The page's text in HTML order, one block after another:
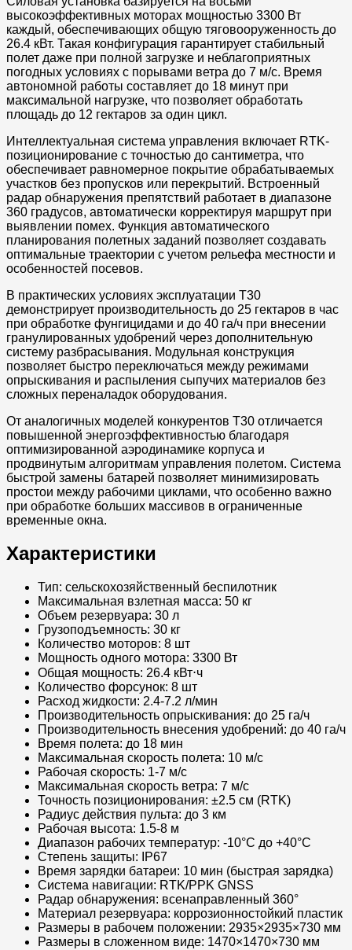
высокоэффективных моторах мощностью 3300 Вт
каждый, обеспечивающих общую тяговооруженность до
26.4 кВт. Такая конфигурация гарантирует стабильный
полет даже при полной загрузке и неблагоприятных
погодных условиях с порывами ветра до 7 м/с. Время
автономной работы составляет до 18 минут при
максимальной нагрузке, что позволяет обработать
площадь до 12 гектаров за один цикл.
Интеллектуальная система управления включает RTK-
позиционирование с точностью до сантиметра, что
обеспечивает равномерное покрытие обрабатываемых
участков без пропусков или перекрытий. Встроенный
радар обнаружения препятствий работает в диапазоне
360 градусов, автоматически корректируя маршрут при
выявлении помех. Функция автоматического
планирования полетных заданий позволяет создавать
оптимальные траектории с учетом рельефа местности и
особенностей посевов.
В практических условиях эксплуатации T30
демонстрирует производительность до 25 гектаров в час
при обработке фунгицидами и до 40 га/ч при внесении
гранулированных удобрений через дополнительную
систему разбрасывания. Модульная конструкция
позволяет быстро переключаться между режимами
опрыскивания и распыления сыпучих материалов без
сложных переналадок оборудования.
От аналогичных моделей конкурентов T30 отличается
повышенной энергоэффективностью благодаря
оптимизированной аэродинамике корпуса и
продвинутым алгоритмам управления полетом. Система
быстрой замены батарей позволяет минимизировать
простои между рабочими циклами, что особенно важно
при обработке больших массивов в ограниченные
временные окна.
Характеристики
Тип: сельскохозяйственный беспилотник
Максимальная взлетная масса: 50 кг
Объем резервуара: 30 л
Грузоподъемность: 30 кг
Количество моторов: 8 шт
Мощность одного мотора: 3300 Вт
Общая мощность: 26.4 кВт⋅ч
Количество форсунок: 8 шт
Расход жидкости: 2.4-7.2 л/мин
Производительность опрыскивания: до 25 га/ч
Производительность внесения удобрений: до 40 га/ч
Время полета: до 18 мин
Максимальная скорость полета: 10 м/с
Рабочая скорость: 1-7 м/с
Максимальная скорость ветра: 7 м/с
Точность позиционирования: ±2.5 см (RTK)
Радиус действия пульта: до 3 км
Рабочая высота: 1.5-8 м
Диапазон рабочих температур: -10°C до +40°C
Степень защиты: IP67
Время зарядки батареи: 10 мин (быстрая зарядка)
Система навигации: RTK/PPK GNSS
Радар обнаружения: всенаправленный 360°
Материал резервуара: коррозионностойкий пластик
Размеры в рабочем положении: 2935×2935×730 мм
Размеры в сложенном виде: 1470×1470×730 мм